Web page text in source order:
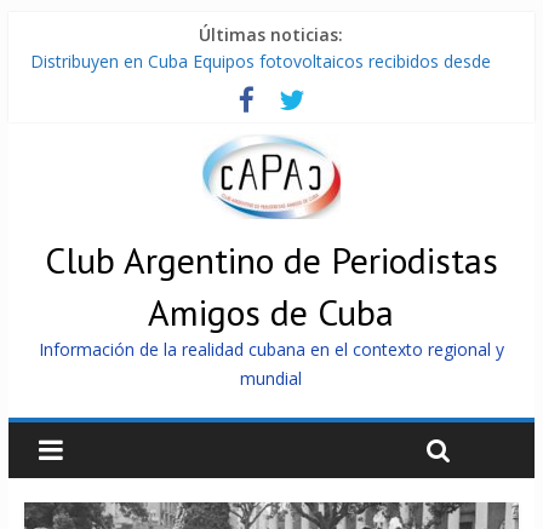
Últimas noticias:
Distribuyen en Cuba Equipos fotovoltaicos recibidos desde
La ONU condena medidas de EE.UU contra Cuba
Cuba alerta sobre doctrina militar de dominación de EEUU
Nuevas sanciones de EEUU contra Cuba apuntan a la
cooperación militar con Rusia y China
Brutal represión contra los que marchan para que no se
venda la patria
Club Argentino de Periodistas
Amigos de Cuba
Información de la realidad cubana en el contexto regional y
mundial